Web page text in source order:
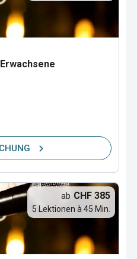
ab CHF 385
5 Lektionen à 45 Min.